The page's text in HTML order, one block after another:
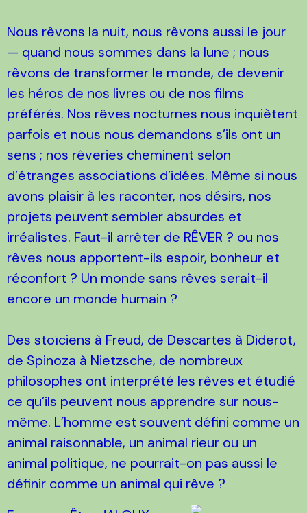
Nous rêvons la nuit, nous rêvons aussi le jour
— quand nous sommes dans la lune ; nous
rêvons de transformer le monde, de devenir
les héros de nos livres ou de nos films
préférés. Nos rêves nocturnes nous inquiètent
parfois et nous nous demandons s’ils ont un
sens ; nos rêveries cheminent selon
d’étranges associations d’idées. Même si nous
avons plaisir à les raconter, nos désirs, nos
projets peuvent sembler absurdes et
irréalistes. Faut-il arrêter de RÊVER ? ou nos
rêves nous apportent-ils espoir, bonheur et
réconfort ? Un monde sans rêves serait-il
encore un monde humain ?
Des stoïciens à Freud, de Descartes à Diderot,
de Spinoza à Nietzsche, de nombreux
philosophes ont interprété les rêves et étudié
ce qu’ils peuvent nous apprendre sur nous-
même. L’homme est souvent défini comme un
animal raisonnable, un animal rieur ou un
animal politique, ne pourrait-on pas aussi le
définir comme un animal qui rêve ?